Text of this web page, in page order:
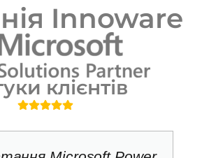
Innoware
клієнтів